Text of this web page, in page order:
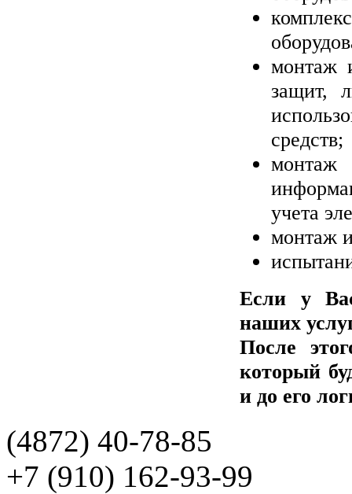
монтаж
защит,
средств;
учета
монтаж
Если у
наших
После
который
и до его
(4872) 40-78-85
+7 (910) 162-93-99